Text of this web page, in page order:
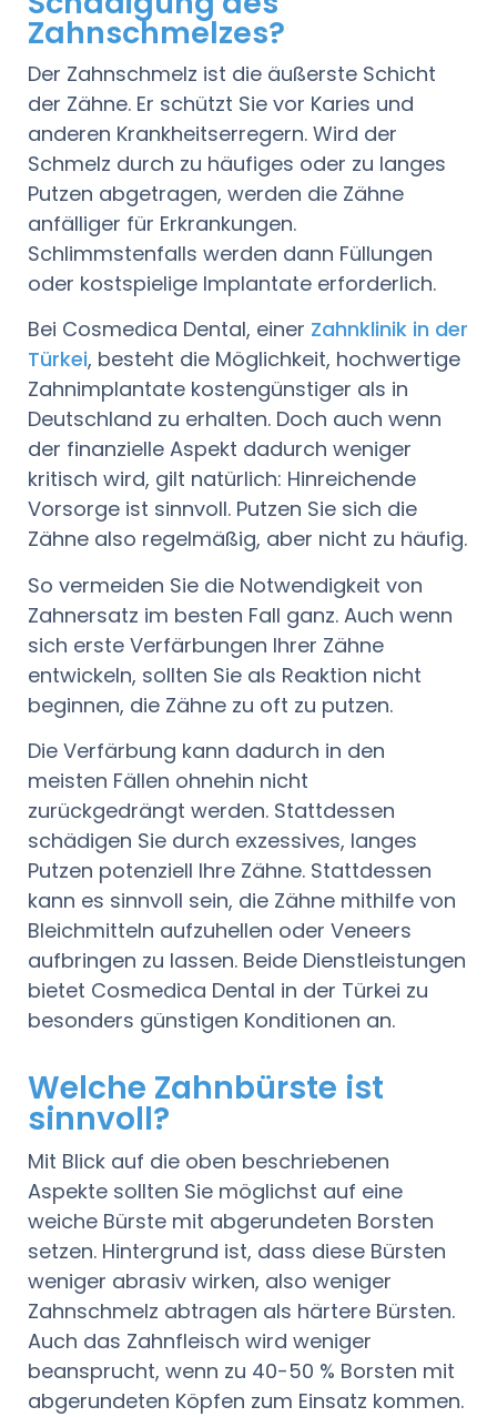
Zahnschmelzes?
Der Zahnschmelz ist die äußerste Schicht
der Zähne. Er schützt Sie vor Karies und
anderen Krankheitserregern. Wird der
Schmelz durch zu häufiges oder zu langes
Putzen abgetragen, werden die Zähne
anfälliger für Erkrankungen.
Schlimmstenfalls werden dann Füllungen
oder kostspielige Implantate erforderlich.
Bei Cosmedica Dental, einer Zahnklinik in der
Türkei, besteht die Möglichkeit, hochwertige
Zahnimplantate kostengünstiger als in
Deutschland zu erhalten. Doch auch wenn
der finanzielle Aspekt dadurch weniger
kritisch wird, gilt natürlich: Hinreichende
Vorsorge ist sinnvoll. Putzen Sie sich die
Zähne also regelmäßig, aber nicht zu häufig.
So vermeiden Sie die Notwendigkeit von
Zahnersatz im besten Fall ganz. Auch wenn
sich erste Verfärbungen Ihrer Zähne
entwickeln, sollten Sie als Reaktion nicht
beginnen, die Zähne zu oft zu putzen.
Die Verfärbung kann dadurch in den
meisten Fällen ohnehin nicht
zurückgedrängt werden. Stattdessen
schädigen Sie durch exzessives, langes
Putzen potenziell Ihre Zähne. Stattdessen
kann es sinnvoll sein, die Zähne mithilfe von
Bleichmitteln aufzuhellen oder Veneers
aufbringen zu lassen. Beide Dienstleistungen
bietet Cosmedica Dental in der Türkei zu
besonders günstigen Konditionen an.
Welche Zahnbürste ist
sinnvoll?
Mit Blick auf die oben beschriebenen
Aspekte sollten Sie möglichst auf eine
weiche Bürste mit abgerundeten Borsten
setzen. Hintergrund ist, dass diese Bürsten
weniger abrasiv wirken, also weniger
Zahnschmelz abtragen als härtere Bürsten.
Auch das Zahnfleisch wird weniger
beansprucht, wenn zu 40-50 % Borsten mit
abgerundeten Köpfen zum Einsatz kommen.